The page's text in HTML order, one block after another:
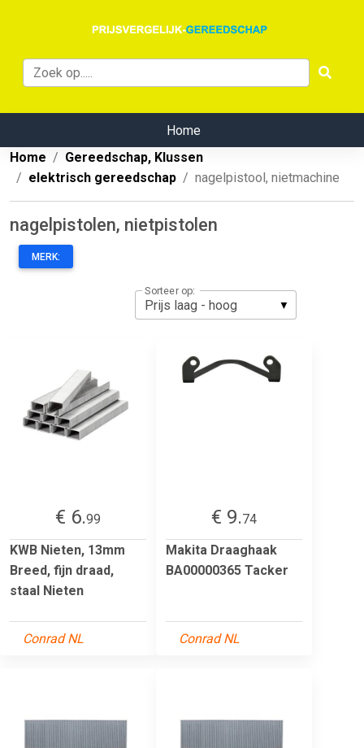
Home
Home
Gereedschap, Klussen
elektrisch gereedschap
nagelpistool, nietmachine
nagelpistolen, nietpistolen
MERK:
Sorteer op:
€ 6.99
KWB Nieten, 13mm
Breed, fijn draad,
staal Nieten
Conrad NL
€ 9.74
Makita Draaghaak
BA00000365 Tacker
Conrad NL